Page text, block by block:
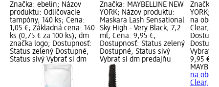
Značka: ebelin; Názov
produktu: Odličovacie
tampóny, 140 ks; Cena:
1,05 €; Základná cena: 140
ks (0,75 € za 100 ks); dm
značka logo; Dostupnosť:
Status zelený Dostupné,
Status sivý Vybrať si dm
Značka: MAYBELLINE NEW
YORK; Názov produktu:
Maskara Lash Sensational
Sky High - Very Black, 7,2
ml; Cena: 9,95 €;
Dostupnosť: Status zelený
Dostupné, Status sivý
Vybrať si dm predajňu
Značka:
YORK;
na
Clear, 8
Vybrať
9,95 €
na
Clear, 8